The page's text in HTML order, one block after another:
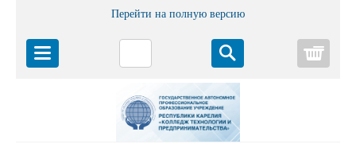
Перейти на полную версию